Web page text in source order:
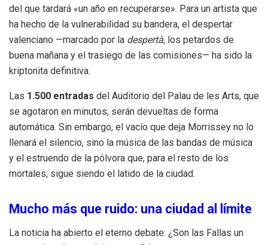
del que tardará «un año en recuperarse». Para un artista que
ha hecho de la vulnerabilidad su bandera, el despertar
valenciano —marcado por la despertà, los petardos de
buena mañana y el trasiego de las comisiones— ha sido la
kriptonita definitiva.
Las 1.500 entradas del Auditorio del Palau de les Arts, que
se agotaron en minutos, serán devueltas de forma
automática. Sin embargo, el vacío que deja Morrissey no lo
llenará el silencio, sino la música de las bandas de música
y el estruendo de la pólvora que, para el resto de los
mortales, sigue siendo el latido de la ciudad.
Mucho más que ruido: una ciudad al límite
La noticia ha abierto el eterno debate: ¿Son las Fallas un